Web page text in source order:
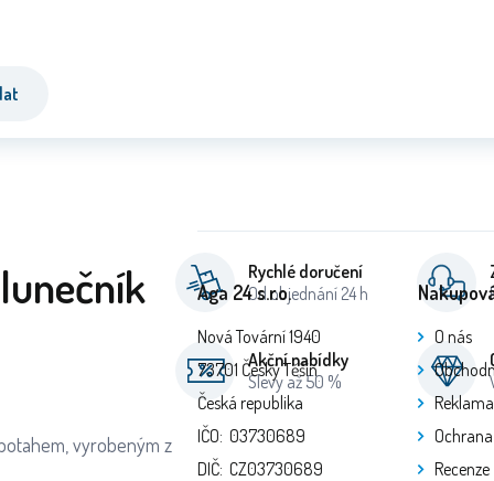
vyrobeným z
Rychlé doručení
Od objednání 24 h
Akční nabídky
Slevy až 50 %
Aga 24 s.r.o.
Nová Tovární 1940
73701 Český Těšín
Česká republika
IČO: 03730689
DIČ: CZ03730689
O nás
Recenze